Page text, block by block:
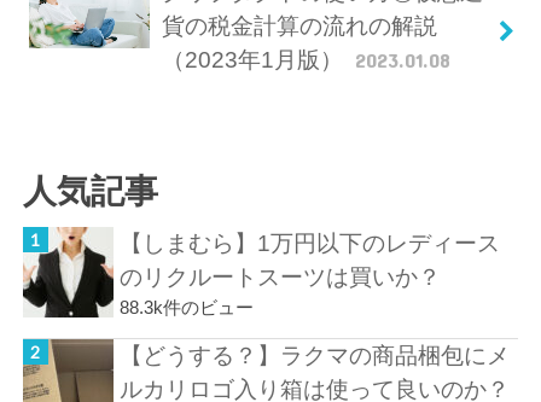
貨の税金計算の流れの解説
（2023年1月版）
2023.01.08
人気記事
【しまむら】1万円以下のレディース
のリクルートスーツは買いか？
88.3k件のビュー
【どうする？】ラクマの商品梱包にメ
ルカリロゴ入り箱は使って良いのか？